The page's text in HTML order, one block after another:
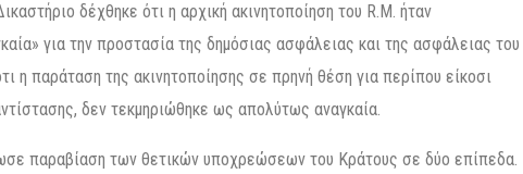
δέχθηκε ότι η αρχική ακινητοποίηση του R.M. ήταν
για την προστασία της δημόσιας ασφάλειας και της ασφάλειας του
η παράταση της ακινητοποίησης σε πρηνή θέση για περίπου είκοσι
δεν τεκμηριώθηκε ως απολύτως αναγκαία.
παραβίαση των θετικών υποχρεώσεων του Κράτους σε δύο επίπεδα.